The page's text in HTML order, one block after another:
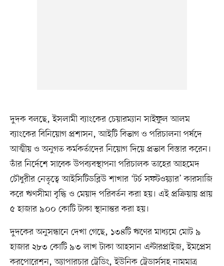
দুদক বলছে, ইসলামী ব্যাংকের চেয়ারম্যান সাইফুল আলম
ব্যাংকের বিনিয়োগ প্রশাসন, আইটি বিভাগ ও পরিচালনা পর্ষদে
আত্মীয় ও অনুগত কর্মকর্তাদের নিয়োগ দিয়ে প্রভাব বিস্তার করেন।
তাঁর নির্দেশে সাবেক উপব্যবস্থাপনা পরিচালক তাহের আহমেদ
চৌধুরীর নেতৃত্বে আইসিটিডব্লিউ শাখার ‘টর্চ সফটওয়্যার’ কারসাজি
করে ঋণসীমা বৃদ্ধি ও মেয়াদ পরিবর্তন করা হয়। এই প্রক্রিয়ায় প্রায়
৫ হাজার ৯০০ কোটি টাকা স্থানান্তর করা হয়।
দুদকের অনুসন্ধানে দেখা গেছে, ১৩৪টি ঋণের মাধ্যমে মোট ৯
হাজার ২৮৩ কোটি ৯৩ লাখ টাকা আহসান এন্টারপ্রাইজ, ইমপ্রেস
করপোরেশন, অ্যাপারচার ট্রেডিং, ইউনিক ট্রেডার্সসহ নামমাত্র